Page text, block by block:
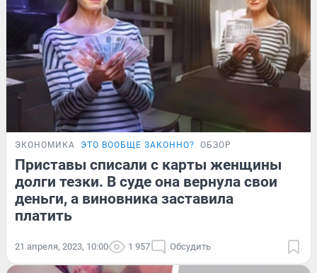
ЭКОНОМИКА ЭТО ВООБЩЕ ЗАКОННО? ОБЗОР
Приставы списали с карты женщины
долги тезки. В суде она вернула свои
деньги, а виновника заставила
платить
21 апреля, 2023, 10:00 1 957 Обсудить